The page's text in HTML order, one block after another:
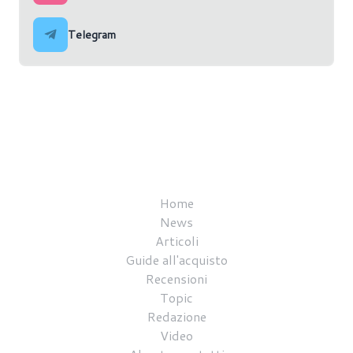
Telegram
Home
News
Articoli
Guide all'acquisto
Recensioni
Topic
Redazione
Video